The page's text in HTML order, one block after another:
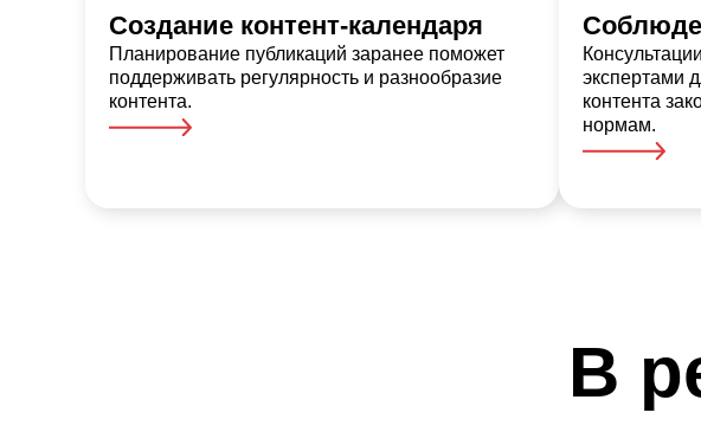
Создание контент-календаря
Планирование публикаций заранее поможет
поддерживать регулярность и разнообразие
контента.
экспертами
контента
нормам.
В